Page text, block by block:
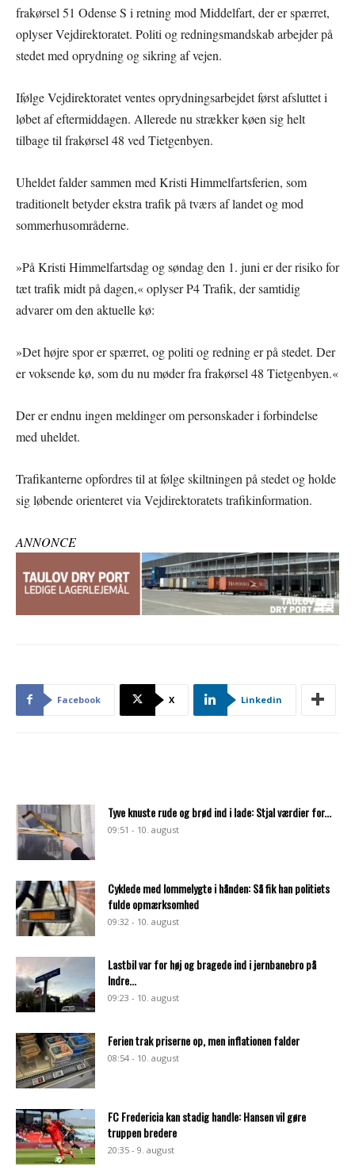
frakørsel 51 Odense S i retning mod Middelfart, der er spærret,
oplyser Vejdirektoratet. Politi og redningsmandskab arbejder på
stedet med oprydning og sikring af vejen.
Ifølge Vejdirektoratet ventes oprydningsarbejdet først afsluttet i
løbet af eftermiddagen. Allerede nu strækker køen sig helt
tilbage til frakørsel 48 ved Tietgenbyen.
Uheldet falder sammen med Kristi Himmelfartsferien, som
traditionelt betyder ekstra trafik på tværs af landet og mod
sommerhusområderne.
»På Kristi Himmelfartsdag og søndag den 1. juni er der risiko for
tæt trafik midt på dagen,« oplyser P4 Trafik, der samtidig
advarer om den aktuelle kø:
»Det højre spor er spærret, og politi og redning er på stedet. Der
er voksende kø, som du nu møder fra frakørsel 48 Tietgenbyen.«
Der er endnu ingen meldinger om personskader i forbindelse
med uheldet.
Trafikanterne opfordres til at følge skiltningen på stedet og holde
sig løbende orienteret via Vejdirektoratets trafikinformation.
ANNONCE
Facebook X Linkedin
Tyve knuste rude og brød ind i lade: Stjal værdier for...
09:51 - 10. august
Cyklede med lommelygte i hånden: Så fik han politiets
fulde opmærksomhed
09:32 - 10. august
Lastbil var for høj og bragede ind i jernbanebro på
Indre...
09:23 - 10. august
Ferien trak priserne op, men inflationen falder
08:54 - 10. august
FC Fredericia kan stadig handle: Hansen vil gøre
truppen bredere
20:35 - 9. august